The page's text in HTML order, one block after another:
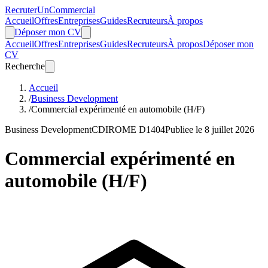
RecruterUnCommercial
AccueilOffresEntreprisesGuidesRecruteursÀ propos
Déposer mon CV
AccueilOffresEntreprisesGuidesRecruteursÀ proposDéposer mon
CV
Recherche
Accueil
/Business Development
/Commercial expérimenté en automobile (H/F)
Business DevelopmentCDIROME D1404Publiee le 8 juillet 2026
Commercial expérimenté en
automobile (H/F)